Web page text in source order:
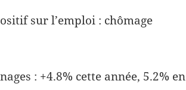
sur l’emploi : chômage
: +4.8% cette année, 5.2% en